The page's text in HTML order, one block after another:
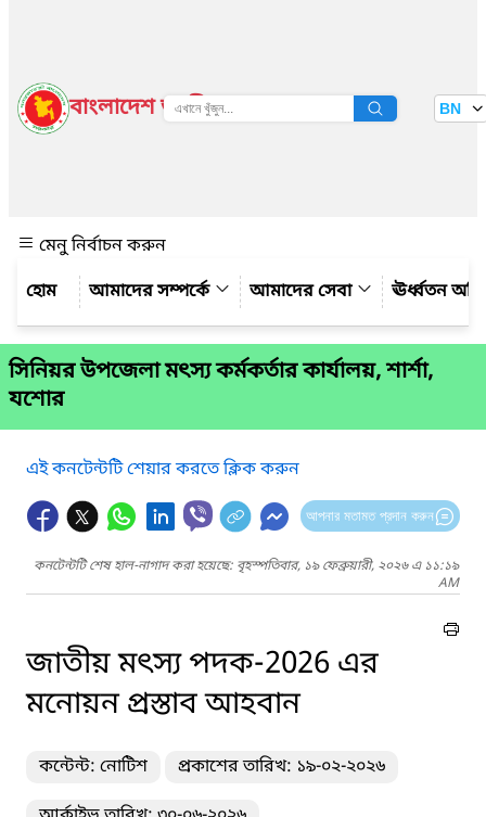
বাংলাদেশ জাতীয় তথ্য বাতায়ন BN
মেনু নির্বাচন করুন
আমাদের সম্পর্কে
আমাদের সেবা ঊর্ধ্বতন
সিনিয়র উপজেলা মৎস্য কর্মকর্তার কার্যালয়, শার্শা,
যশোর
এই কনটেন্টটি শেয়ার করতে ক্লিক করুন
আপনার মতামত প্রদান করুন
কনটেন্টটি শেষ হাল-নাগাদ করা হয়েছে: বৃহস্পতিবার, ১৯ ফেব্রুয়ারী, ২০২৬ এ ১১:১৯
AM
জাতীয় মৎস্য পদক-2026 এর
মনোয়ন প্রস্তাব আহবান
কন্টেন্ট: নোটিশ প্রকাশের তারিখ: ১৯-০২-২০২৬